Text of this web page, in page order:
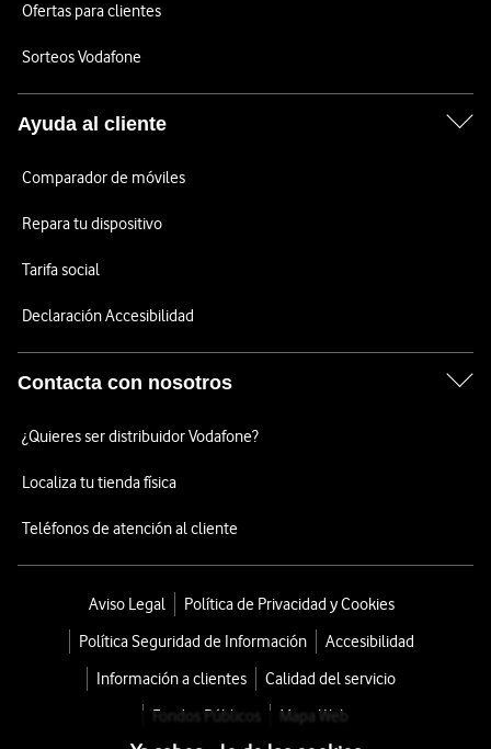
Ofertas para clientes
Sorteos Vodafone
Ayuda al cliente
Comparador de móviles
Repara tu dispositivo
Tarifa social
Declaración Accesibilidad
Contacta con nosotros
¿Quieres ser distribuidor Vodafone?
Localiza tu tienda física
Teléfonos de atención al cliente
Aviso Legal
Política de Privacidad y Cookies
Política Seguridad de Información
Accesibilidad
Información a clientes
Calidad del servicio
Fondos Públicos
Mapa Web